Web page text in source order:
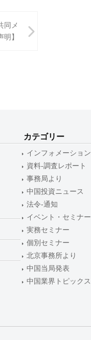
同メ
】
カテゴリー
インフォメーション
資料-調査レポート
事務局より
中国投資ニュース
法令-通知
イベント・セミナー
実務セミナー
個別セミナー
北京事務所より
中国当局発表
中国業界トピックス